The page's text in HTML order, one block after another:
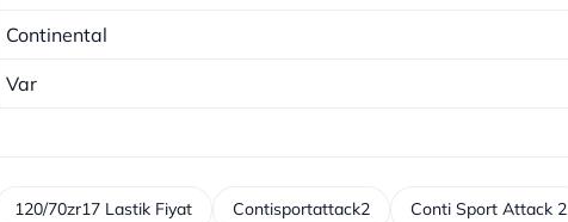
Continental
Var
120/70zr17 Lastik Fiyat Contisportattack2 Conti Sport Attack 2